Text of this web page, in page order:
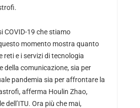
COVID-19 che stiamo
momento mostra quanto
reti e i servizi di tecnologia
della comunicazione, sia per
pandemia sia per affrontare la
afferma Houlin Zhao,
dell’ITU. Ora più che mai,